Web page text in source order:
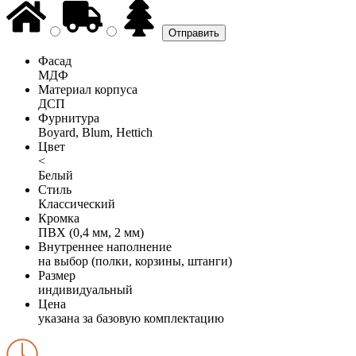
Фасад
МДФ
Материал корпуса
ДСП
Фурнитура
Boyard, Blum, Hettich
Цвет
<
Белый
Стиль
Классический
Кромка
ПВХ (0,4 мм, 2 мм)
Внутреннее наполнение
на выбор (полки, корзины, штанги)
Размер
индивидуальный
Цена
указана за базовую комплектацию